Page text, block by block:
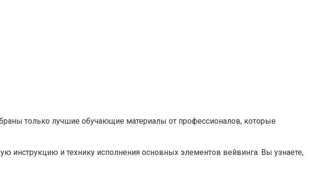
только лучшие обучающие материалы от профессионалов, которые
и технику исполнения основных элементов вейвинга. Вы узнаете,